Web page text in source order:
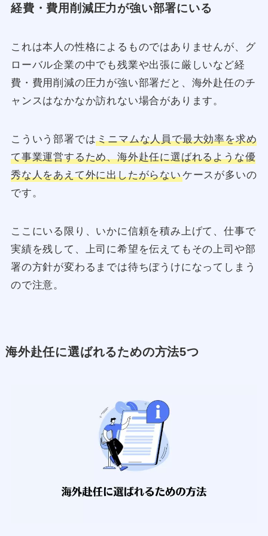
経費・費用削減圧力が強い部署にいる
これは本人の性格によるものではありませんが、グ
ローバル企業の中でも残業や出張に厳しいなど経
費・費用削減の圧力が強い部署だと、海外赴任のチ
ャンスはなかなか訪れない場合があります。
こういう部署ではミニマムな人員で最大効率を求め
て事業運営するため、海外赴任に選ばれるような優
秀な人をあえて外に出したがらないケースが多いの
です。
ここにいる限り、いかに信頼を積み上げて、仕事で
実績を残して、上司に希望を伝えてもその上司や部
署の方針が変わるまでは待ちぼうけになってしまう
ので注意。
海外赴任に選ばれるための方法5つ